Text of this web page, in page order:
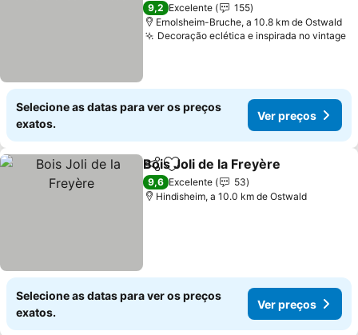
9,2 Excelente
155
Ernolsheim-Bruche, a 10.8 km de Ostwald
Decoração eclética e inspirada no vintage
Selecione as datas para ver os preços
exatos.
Ver preços
PartilharAdicionar aos favoritos
Bois Joli de la Freyère
9,6 Excelente
53
Hindisheim, a 10.0 km de Ostwald
Selecione as datas para ver os preços
exatos.
Ver preços